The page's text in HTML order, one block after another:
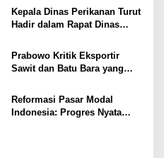
serta Banyak Digemari
Masyarakat
Kepala Dinas Perikanan Turut
Hadir dalam Rapat Dinas
Sukabumi H. Asep Japar
Prabowo Kritik Eksportir
Sawit dan Batu Bara yang
Reformasi Pasar Modal
Indonesia: Progres Nyata